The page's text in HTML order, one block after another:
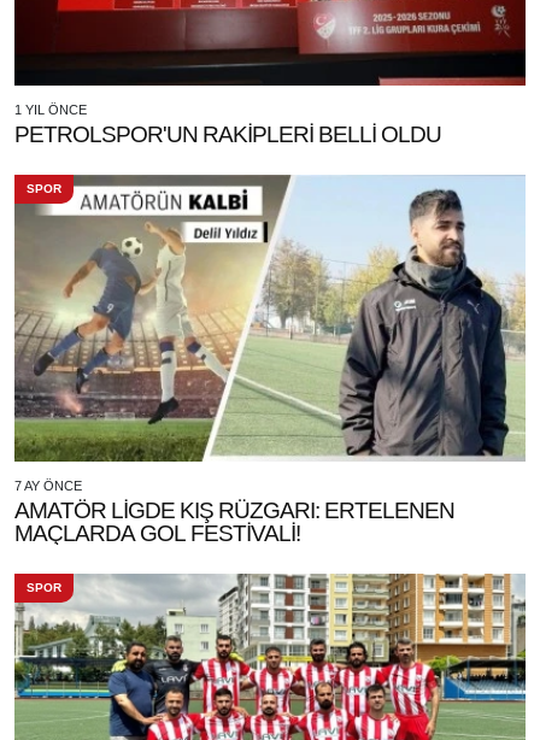
1 YIL ÖNCE
PETROLSPOR'UN RAKİPLERİ BELLİ OLDU
SPOR
7 AY ÖNCE
AMATÖR LİGDE KIŞ RÜZGARI: ERTELENEN
MAÇLARDA GOL FESTİVALİ!
SPOR